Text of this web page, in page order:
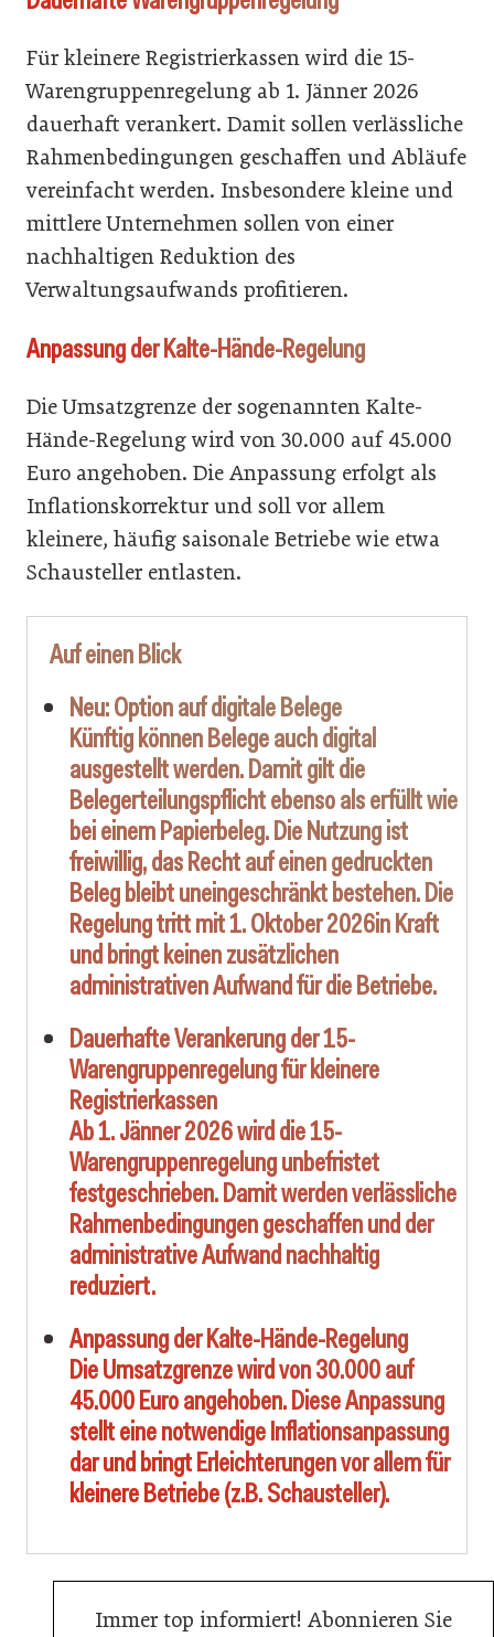
Für kleinere Registrierkassen wird die 15-
Warengruppenregelung ab 1. Jänner 2026
dauerhaft verankert. Damit sollen verlässliche
Rahmenbedingungen geschaffen und Abläufe
vereinfacht werden. Insbesondere kleine und
mittlere Unternehmen sollen von einer
nachhaltigen Reduktion des
Verwaltungsaufwands profitieren.
Anpassung der Kalte-Hände-Regelung
Die Umsatzgrenze der sogenannten Kalte-
Hände-Regelung wird von 30.000 auf 45.000
Euro angehoben. Die Anpassung erfolgt als
Inflationskorrektur und soll vor allem
kleinere, häufig saisonale Betriebe wie etwa
Schausteller entlasten.
Auf einen Blick
Neu: Option auf digitale Belege
Künftig können Belege auch digital
ausgestellt werden. Damit gilt die
Belegerteilungspflicht ebenso als erfüllt wie
bei einem Papierbeleg. Die Nutzung ist
freiwillig, das Recht auf einen gedruckten
Beleg bleibt uneingeschränkt bestehen. Die
Regelung trittmit1. Oktober 2026in Kraft
und bringtkeinen zusätzlichen
administrativen Aufwandfür die Betriebe.
Dauerhafte Verankerung der 15-
Warengruppenregelung für kleinere
Registrierkassen
Ab1. Jänner 2026wird die 15-
Warengruppenregelung unbefristet
festgeschrieben. Damit werden verlässliche
Rahmenbedingungen geschaffen und der
administrative Aufwand nachhaltig
reduziert.
Anpassung der Kalte-Hände-Regelung
Die Umsatzgrenze wird von30.000 auf
45.000 Euroangehoben. Diese Anpassung
stellt eine notwendige Inflationsanpassung
dar und bringt Erleichterungen vor allem für
kleinere Betriebe (z.B. Schausteller).
Immer top informiert! Abonnieren Sie